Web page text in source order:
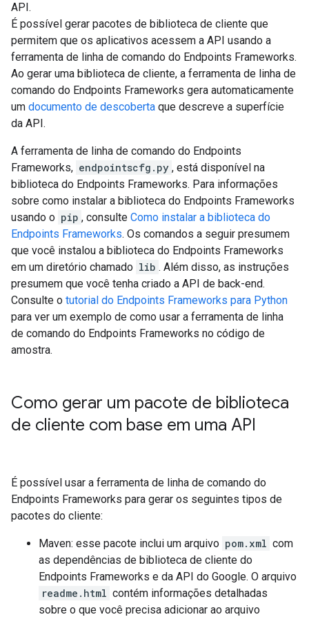
API.
É possível gerar pacotes de biblioteca de cliente que
permitem que os aplicativos acessem a API usando a
ferramenta de linha de comando do Endpoints Frameworks.
Ao gerar uma biblioteca de cliente, a ferramenta de linha de
comando do Endpoints Frameworks gera automaticamente
um documento de descoberta que descreve a superfície
da API.
A ferramenta de linha de comando do Endpoints
Frameworks, endpointscfg.py , está disponível na
biblioteca do Endpoints Frameworks. Para informações
sobre como instalar a biblioteca do Endpoints Frameworks
usando o pip , consulte Como instalar a biblioteca do
Endpoints Frameworks. Os comandos a seguir presumem
que você instalou a biblioteca do Endpoints Frameworks
em um diretório chamado lib . Além disso, as instruções
presumem que você tenha criado a API de back-end.
Consulte o tutorial do Endpoints Frameworks para Python
para ver um exemplo de como usar a ferramenta de linha
de comando do Endpoints Frameworks no código de
amostra.
Como gerar um pacote de biblioteca
de cliente com base em uma API
É possível usar a ferramenta de linha de comando do
Endpoints Frameworks para gerar os seguintes tipos de
pacotes do cliente:
Maven: esse pacote inclui um arquivo pom.xml com
as dependências de biblioteca de cliente do
Endpoints Frameworks e da API do Google. O arquivo
readme.html contém informações detalhadas
sobre o que você precisa adicionar ao arquivo